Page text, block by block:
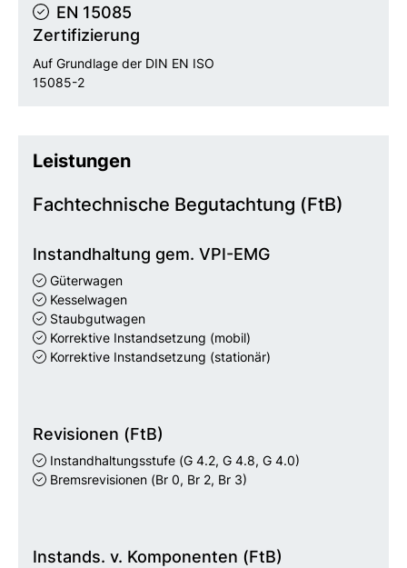
EN 15085
Zertifizierung
Auf Grundlage der DIN EN ISO
15085-2
Leistungen
Fachtechnische Begutachtung (FtB)
Instandhaltung gem. VPI-EMG
Güterwagen
Kesselwagen
Staubgutwagen
Korrektive Instandsetzung (mobil)
Korrektive Instandsetzung (stationär)
Revisionen (FtB)
Instandhaltungsstufe (G 4.2, G 4.8, G 4.0)
Bremsrevisionen (Br 0, Br 2, Br 3)
Instands. v. Komponenten (FtB)